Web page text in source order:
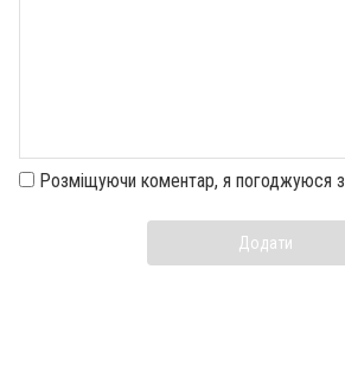
Розміщуючи коментар, я погоджуюся з
Додати